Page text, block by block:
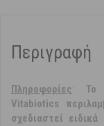
Περιγραφή
Πληροφορίες: Το
Vitabiotics
σχεδιαστεί